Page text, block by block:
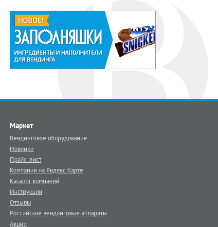
Маркет
Вендинговое оборудование
Новинки
Прайс-лист
Компании на Яндекс.Карте
Каталог компаний
Инструкции
Отзывы
Российские вендинговые аппараты
Акции